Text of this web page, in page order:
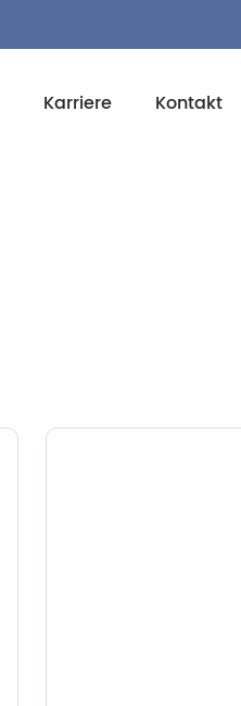
Karriere Kontakt